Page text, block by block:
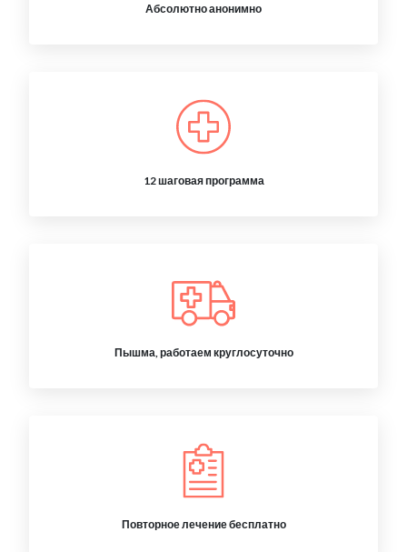
Абсолютно анонимно
12 шаговая программа
Пышма, работаем круглосуточно
Повторное лечение бесплатно